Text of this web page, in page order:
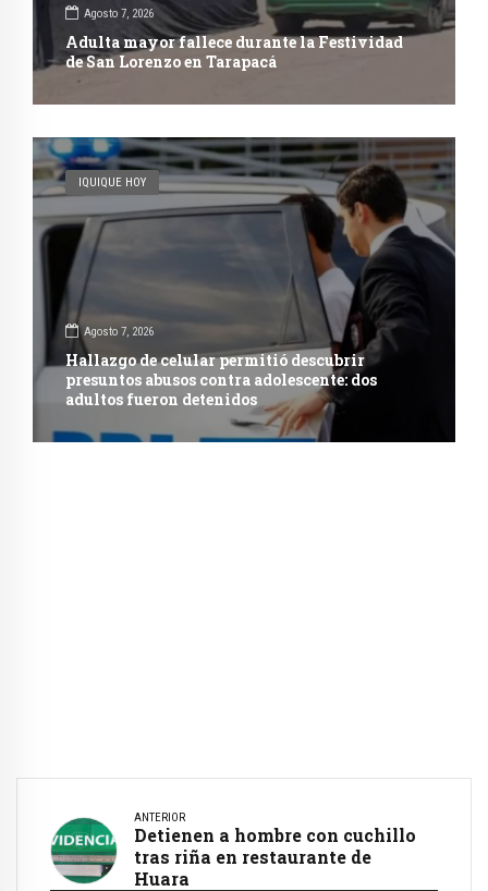
Agosto 7, 2026
Adulta mayor fallece durante la Festividad
de San Lorenzo en Tarapacá
IQUIQUE HOY
Agosto 7, 2026
Hallazgo de celular permitió descubrir
presuntos abusos contra adolescente: dos
adultos fueron detenidos
ANTERIOR
Detienen a hombre con cuchillo
tras riña en restaurante de
Huara